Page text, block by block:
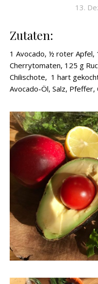
13.
Zutaten:
1 Avocado, ½ roter Apfel,
Cherrytomaten, 125 g
Chilischote, 1 hart
Avocado-Öl, Salz,